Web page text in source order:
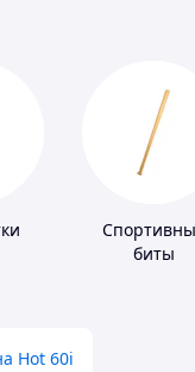
биты
Hot 60i